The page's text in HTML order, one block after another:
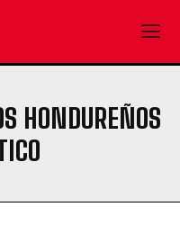
HONDUREÑOS